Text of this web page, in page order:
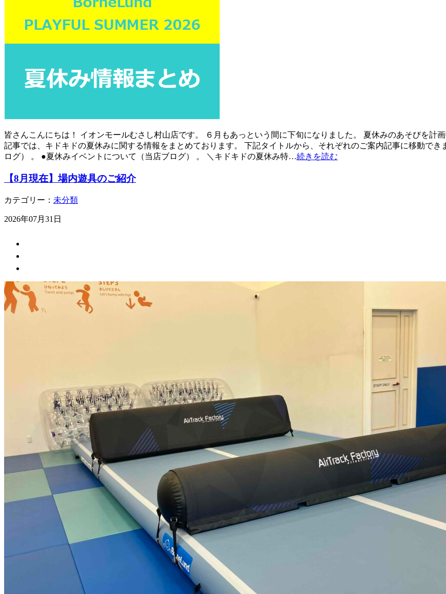
皆さんこんにちは！ イオンモールむさし村山店です。 ６月もあっという間に下旬になりました。 夏休みのあそびを計
記事では、キドキドの夏休みに関する情報をまとめております。 下記タイトルから、それぞれのご案内記事に移動で
ログ） 。 ●夏休みイベントについて（当店ブログ） 。 ＼キドキドの夏休み特…続きを読む
【8月現在】場内遊具のご紹介
カテゴリー： 未分類
2026年07月31日